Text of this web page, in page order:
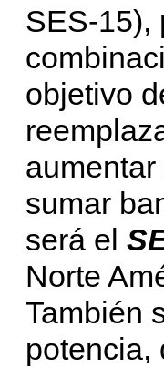
SES-15),
objetivo
sumar
será el
Norte
También
potencia,